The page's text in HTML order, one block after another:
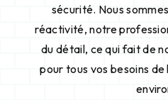
sécurité. Nous
réactivité, notre
du détail, ce qui fait de
pour tous vos besoins